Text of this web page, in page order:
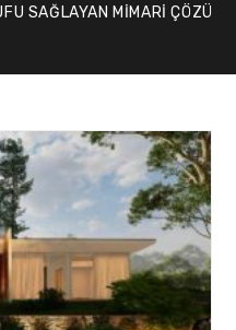
SAĞLAYAN MIMARI